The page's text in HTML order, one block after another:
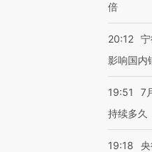
倍
20:12
影响国内
19:51
7
持续多久
19:18